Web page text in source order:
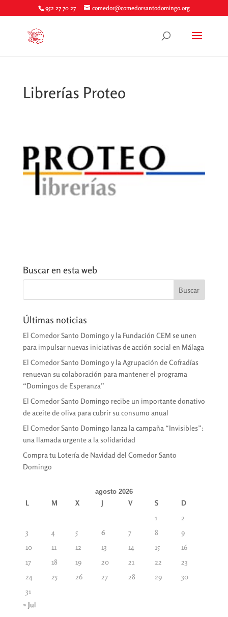
952 27 70 27 comedor@comedorsantodomingo.org
Librerías Proteo
Buscar en esta web
Últimas noticias
El Comedor Santo Domingo y la Fundación CEM se unen
para impulsar nuevas iniciativas de acción social en Málaga
El Comedor Santo Domingo y la Agrupación de Cofradías
renuevan su colaboración para mantener el programa
“Domingos de Esperanza”
El Comedor Santo Domingo recibe un importante donativo
de aceite de oliva para cubrir su consumo anual
El Comedor Santo Domingo lanza la campaña “Invisibles”:
una llamada urgente a la solidaridad
Compra tu Lotería de Navidad del Comedor Santo
Domingo
agosto 2026
L M X J V S
D
1
2
3
4 5 6 7 8
9
10
11 12 13 14 15
16
17
18 19 20 21 22
23
24
25 26 27 28 29
30
31
« Jul